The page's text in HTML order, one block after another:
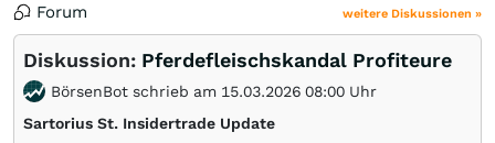
Forum weitere Diskussionen »
Diskussion: Pferdefleischskandal Profiteure
BörsenBot schrieb am 15.03.2026 08:00 Uhr
Sartorius St. Insidertrade Update